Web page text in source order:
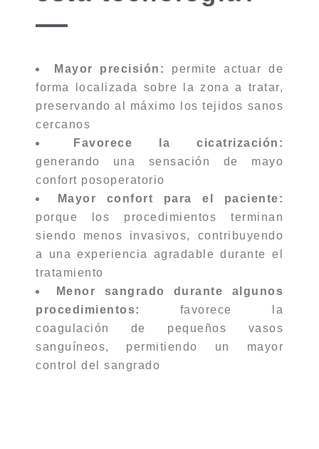
Mayor precisión: permite actuar de
forma localizada sobre la zona a tratar,
preservando al máximo los tejidos sanos
cercanos
Favorece la cicatrización:
generando una sensación de mayo
confort posoperatorio
Mayor confort para el paciente:
porque los procedimientos terminan
siendo menos invasivos, contribuyendo
a una experiencia agradable durante el
tratamiento
Menor sangrado durante algunos
procedimientos: favorece la
coagulación de pequeños vasos
sanguíneos, permitiendo un mayor
control del sangrado